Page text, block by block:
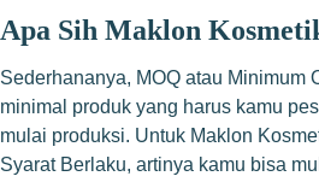
Apa Sih Maklon
Sederhananya, MOQ atau Minimum
minimal produk yang harus kamu
mulai produksi. Untuk Maklon
Syarat Berlaku, artinya kamu bisa